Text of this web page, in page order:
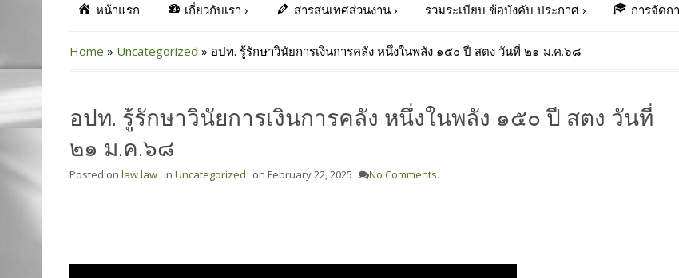
หน้าแรก เกี่ยวกับเรา › สารสนเทศส่วนงาน› รวมระเบียบ ข้อบังคับ ประกาศ› การจัดก
Home » Uncategorized » อปท. รู้รักษาวินัยการเงินการคลัง หนึ่งในพลัง ๑๕๐ ปี สตง วันที่ ๒๑ ม.ค.๖๘
อปท. รู้รักษาวินัยการเงินการคลัง หนึ่งในพลัง ๑๕๐ ปี สตง วันที่
๒๑ ม.ค.๖๘
Posted on law law in Uncategorized on February 22, 2025 No Comments.